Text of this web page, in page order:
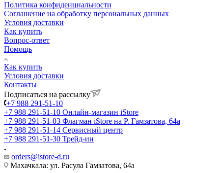
Политика конфиденциальности
Соглашение на обработку персональных данных
Условия доставки
Как купить
Вопрос-ответ
Помощь
Как купить
Условия доставки
Контакты
Подписаться на рассылку
+7 988 291-51-10
+7 988 291-51-10 Онлайн-магазин iStore
+7 988 291-51-03 Флагман iStore на Р. Гамзатова, 64а
+7 988 291-51-14 Сервисный центр
+7 988 291-51-30 Трейд-ин
orders@istore-d.ru
Махачкала: ул. Расула Гамзатова, 64а